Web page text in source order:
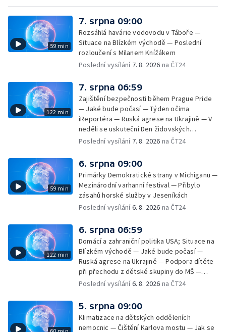
59 min
7. srpna 09:00
Rozsáhlá havárie vodovodu v Táboře —
Situace na Blízkém východě — Poslední
rozloučení s Milanem Knížákem
Poslední vysílání 7. 8. 2026 na ČT24
122 min
7. srpna 06:59
Zajištění bezpečnosti během Prague Pride
— Jaké bude počasí — Týden očima
iReportéra — Ruská agrese na Ukrajině — V
neděli se uskuteční Den židovských
památek — Vila Tugendhat slaví 25 let na
atletice 2026 — Výzkum: epidemie digitálních
závislostí je mýtus — Demolice vyhořelé
výškové budovy ve Zlíně
Poslední vysílání 7. 8. 2026 na ČT24
59 min
6. srpna 09:00
Primárky Demokratické strany v Michiganu —
Mezinárodní varhanní festival — Přibylo
zásahů horské služby v Jeseníkách
Poslední vysílání6. 8. 2026 na ČT24
122 min
6. srpna 06:59
Domácí a zahraniční politika USA; Situace na
Blízkém východě — Jaké bude počasí —
Ruská agrese na Ukrajině — Podpora dítěte
při přechodu z dětské skupiny do MŠ —
Filmové premiéry týdne — Dvě deci tuše v
rakovinu prsu
Poslední vysílání6. 8. 2026 na ČT24
5. srpna 09:00
Klimatizace na dětských odděleních
nemocnic — Čištění Karlova mostu — Jak se